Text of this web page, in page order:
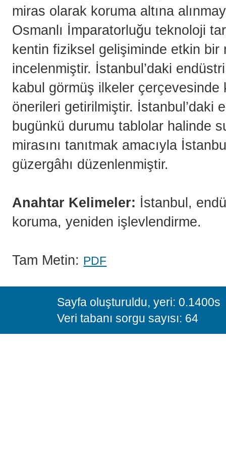
miras olarak koruma altına
Osmanlı İmparatorluğu teknoloji
kentin fiziksel gelişiminde etkin bir
incelenmiştir. İstanbul’daki
kabul görmüş ilkeler
önerileri getirilmiştir. İstanbul’daki
bugünkü durumu tablolar halinde
mirasını tanıtmak amacıyla
güzergâhı düzenlenmiştir.
Anahtar Kelimeler: İstanbul,
koruma, yeniden işlevlendirme.
Tam Metin: PDF
Sayfa oluşturuldu, yeri: 0.1400s
Veri tabanı sorgu sayısı: 64